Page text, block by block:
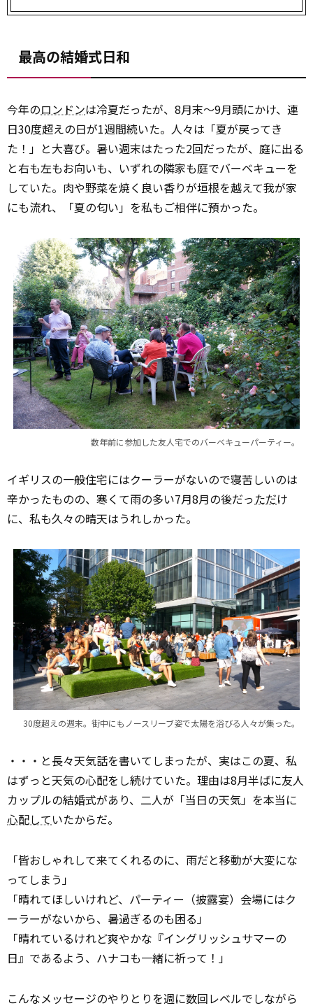
最高の結婚式日和
今年のロンドンは冷夏だったが、8月末～9月頭にかけ、連
日30度超えの日が1週間続いた。人々は「夏が戻ってき
た！」と大喜び。暑い週末はたった2回だったが、庭に出る
と右も左もお向いも、いずれの隣家も庭でバーベキューを
していた。肉や野菜を焼く良い香りが垣根を越えて我が家
にも流れ、「夏の匂い」を私もご相伴に預かった。
数年前に参加した友人宅でのバーベキューパーティー。
イギリスの一般住宅にはクーラーがないので寝苦しいのは
辛かったものの、寒くて雨の多い7月8月の後だっただけ
に、私も久々の晴天はうれしかった。
30度超えの週末。街中にもノースリーブ姿で太陽を浴びる人々が集った。
・・・と長々天気話を書いてしまったが、実はこの夏、私
はずっと天気の心配をし続けていた。理由は8月半ばに友人
カップルの結婚式があり、二人が「当日の天気」を本当に
心配していたからだ。
「皆おしゃれして来てくれるのに、雨だと移動が大変にな
ってしまう」
「晴れてほしいけれど、パーティー（披露宴）会場にはク
ーラーがないから、暑過ぎるのも困る」
「晴れているけれど爽やかな『イングリッシュサマーの
日』であるよう、ハナコも一緒に祈って！」
こんなメッセージのやりとりを週に数回レベルでしながら